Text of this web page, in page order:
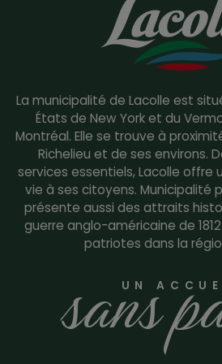
La municipalité de Lacolle est
États de New York et du
Montréal. Elle se trouve à
Richelieu et de ses environs.
services essentiels, Lacolle offre
vie à ses citoyens. Municipalité
présente aussi des attraits
guerre anglo-américaine de
patriotes dans la
UN
sans